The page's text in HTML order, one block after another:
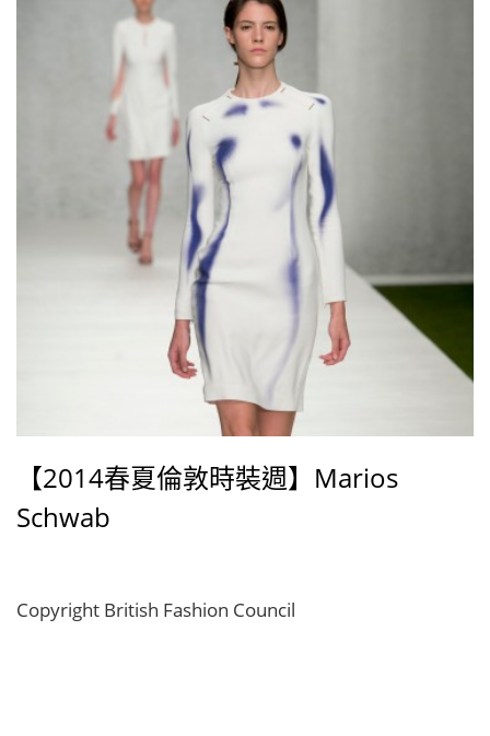
【2014春夏倫敦時裝週】Marios
Schwab
Copyright British Fashion Council